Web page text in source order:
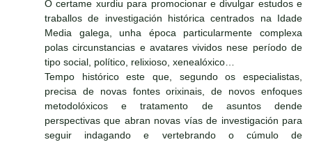
O certame xurdiu para promocionar e divulgar estudos e
traballos de investigación histórica centrados na Idade
Media galega, unha época particularmente complexa
polas circunstancias e avatares vividos nese período de
tipo social, político, relixioso, xenealóxico…
Tempo histórico este que, segundo os especialistas,
precisa de novas fontes orixinais, de novos enfoques
metodolóxicos e tratamento de asuntos dende
perspectivas que abran novas vías de investigación para
seguir indagando e vertebrando o cúmulo de